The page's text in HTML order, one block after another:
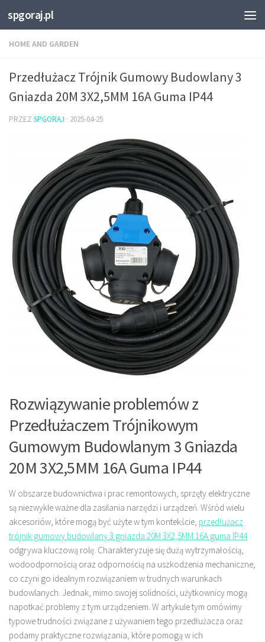
Przejdź do treści
spgoraj.pl
HOME AND GARDEN
Przedłużacz Trójnik Gumowy Budowlany 3
Gniazda 20M 3X2,5MM 16A Guma IP44
PRZEZ SPGORAJ · 2025-04-25
Rozwiązywanie problemów z
Przedłużaczem Trójnikowym
Gumowym Budowlanym 3 Gniazda
20M 3X2,5MM 16A Guma IP44
W obszarze budownictwa i prac remontowych, sprzęty elektryczne
są niezwykle ważne dla zasilania narzędzi i urządzeń. Wśród wielu
akcesoriów, które mogą być użyte w tym kontekście, przedłużacz
trójnik gumowy budowlany 3 gniazda 20M 3X2,5MM 16A guma IP44
odgrywa kluczową rolę. Charakteryzuje się dużą wytrzymałością,
wodoodpornością oraz odpornością na uszkodzenia mechaniczne,
co czyni go idealnym rozwiązaniem w trudnych warunkach
budowlanych. Jednak, mimo swojej solidności, użytkownicy mogą
napotkać problemy z tym urządzeniem. W artykule tym omówimy
typowe trudności związane z używaniem tego przedłużacza oraz
podamy praktyczne rozwiązania, które pomogą w ich